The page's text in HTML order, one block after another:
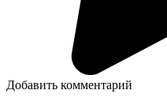
Добавить комментарий